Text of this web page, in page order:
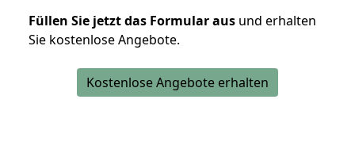
Füllen Sie jetzt das Formular aus und erhalten
Sie kostenlose Angebote.
Kostenlose Angebote erhalten